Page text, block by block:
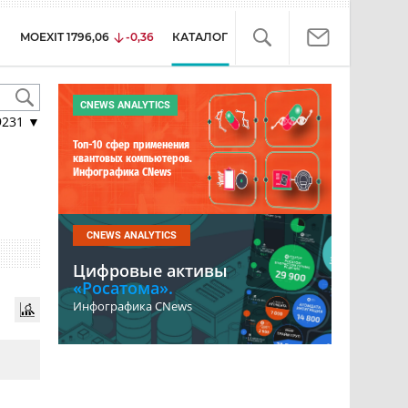
MOEXIT 1796,06 -0,36 КАТАЛОГ
▼
CNEWS ANALYTICS
Топ-10 сфер применения
квантовых компьютеров.
Инфографика CNews
CNEWS ANALYTICS
Цифровые активы
«Росатома».
Инфографика CNews